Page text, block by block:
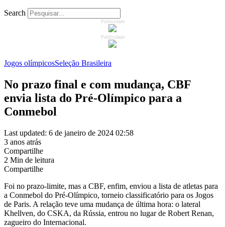
Search
Publicidade
Publicidade
Jogos olímpicosSeleção Brasileira
No prazo final e com mudança, CBF
envia lista do Pré-Olímpico para a
Conmebol
Last updated: 6 de janeiro de 2024 02:58
3 anos atrás
Compartilhe
2 Min de leitura
Compartilhe
Foi no prazo-limite, mas a CBF, enfim, enviou a lista de atletas para
a Conmebol do Pré-Olímpico, torneio classificatório para os Jogos
de Paris. A relação teve uma mudança de última hora: o lateral
Khellven, do CSKA, da Rússia, entrou no lugar de Robert Renan,
zagueiro do Internacional.